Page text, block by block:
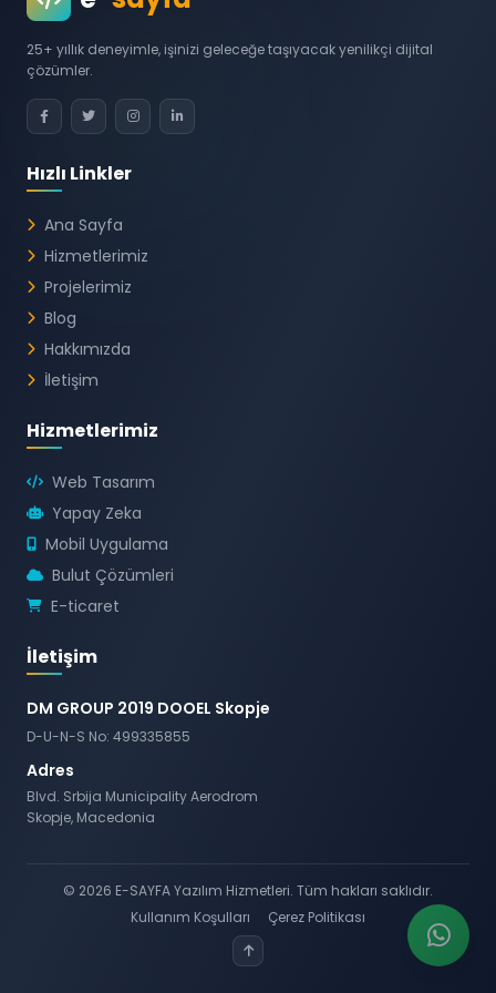
25+ yıllık deneyimle, işinizi geleceğe taşıyacak yenilikçi dijital
çözümler.
Hızlı Linkler
Ana Sayfa
Hizmetlerimiz
Projelerimiz
Blog
Hakkımızda
İletişim
Hizmetlerimiz
Web Tasarım
Yapay Zeka
Mobil Uygulama
Bulut Çözümleri
E-ticaret
İletişim
DM GROUP 2019 DOOEL Skopje
D-U-N-S No: 499335855
Adres
Blvd. Srbija Municipality Aerodrom
Skopje, Macedonia
© 2026 E-SAYFA Yazılım Hizmetleri. Tüm hakları saklıdır.
Kullanım Koşulları
Çerez Politikası